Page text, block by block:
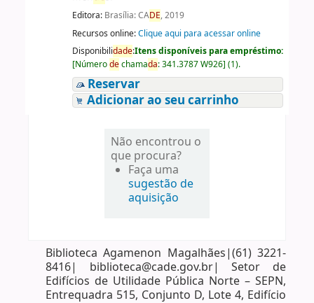
Editora: Brasília: CADE, 2019
Recursos online:Clique aqui para acessar online
Disponibilidade:Itens disponíveis para empréstimo:
[Númerodechamada:341.3787 W926] (1).
Reservar
Adicionar ao seu carrinho
Não encontrou o
que procura?
Faça uma
sugestão de
aquisição
Biblioteca Agamenon Magalhães|(61) 3221-
8416| biblioteca@cade.gov.br| Setor de
Edifícios de Utilidade Pública Norte – SEPN,
Entrequadra 515, Conjunto D, Lote 4, Edifício